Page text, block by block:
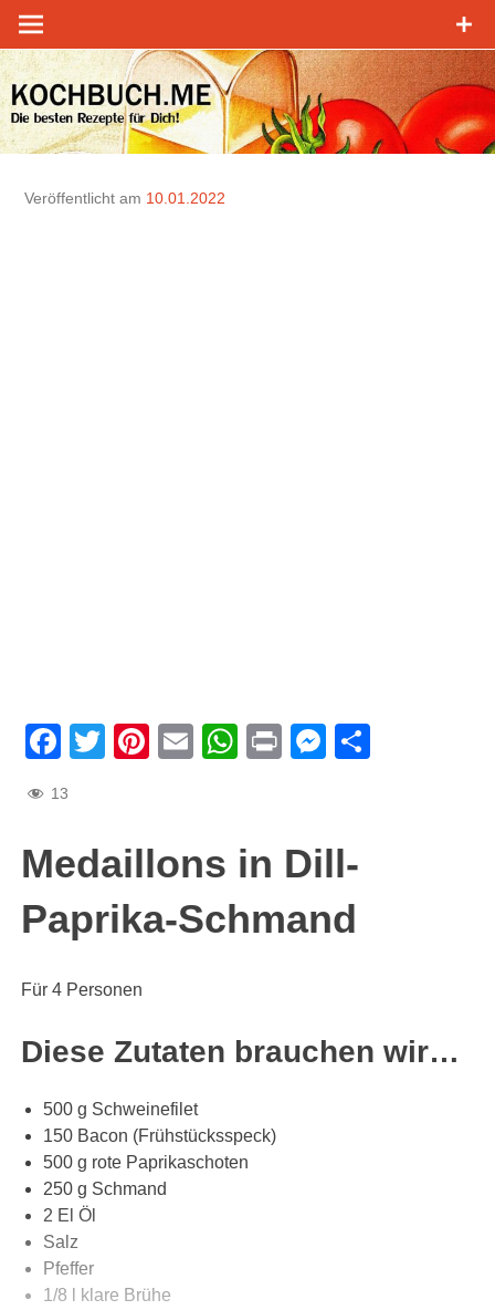
Zum
Inhalt
springen
Veröffentlicht am 10.01.2022
Facebook
TwitterPinterest
EmailWhatsApp
Print
13
Medaillons in Dill-
Paprika-Schmand
Für 4 Personen
Diese Zutaten brauchen wir…
500 g Schweinefilet
150 Bacon (Frühstücksspeck)
500 g rote Paprikaschoten
250 g Schmand
2 El Öl
Salz
Pfeffer
1/8 l klare Brühe